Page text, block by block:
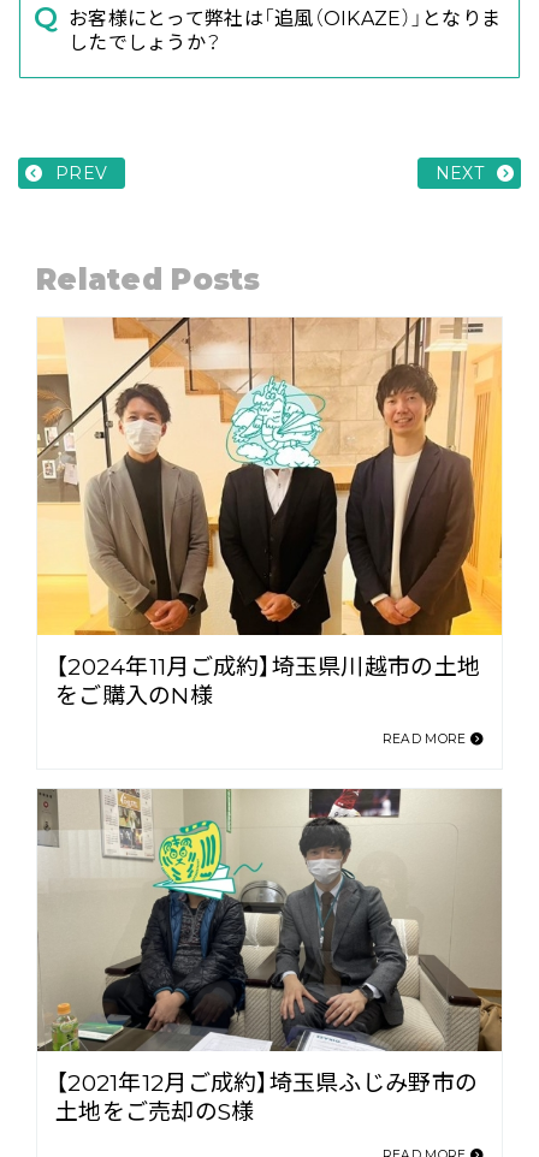
お客様にとって弊社は「追風（OIKAZE）」となりま
したでしょうか？
PREV NEXT
Related Posts
【2024年11月ご成約】埼玉県川越市の土地
をご購入のN様
READ MORE
【2021年12月ご成約】埼玉県ふじみ野市の
土地をご売却のS様